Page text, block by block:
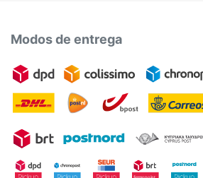
Modos de entrega